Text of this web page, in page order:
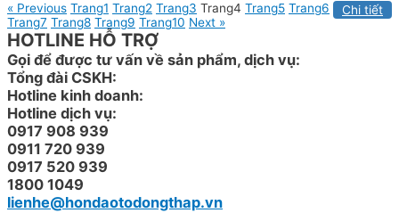
Chi tiết
« Previous Trang1 Trang2 Trang3 Trang4 Trang5 Trang6
Trang7 Trang8 Trang9 Trang10 Next »
HOTLINE HỖ TRỢ
Gọi để được tư vấn về sản phẩm, dịch vụ:
Tổng đài CSKH:
Hotline kinh doanh:
Hotline dịch vụ:
0917 908 939
0911 720 939
0917 520 939
1800 1049
lienhe@hondaotodongthap.vn